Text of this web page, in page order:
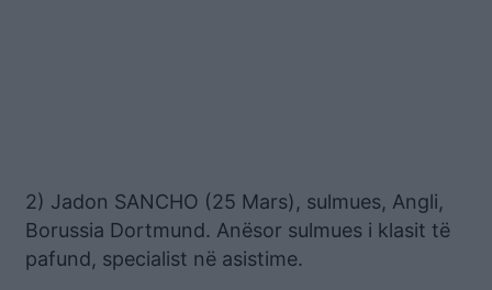
2) Jadon SANCHO (25 Mars), sulmues, Angli,
Borussia Dortmund. Anësor sulmues i klasit të
pafund, specialist në asistime.